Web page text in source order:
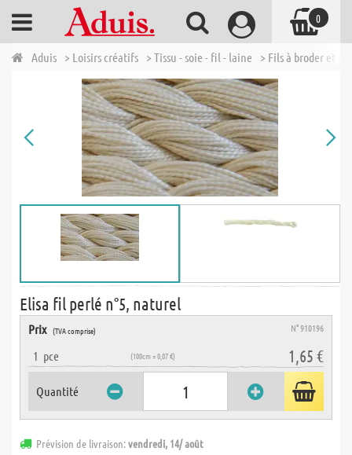
Aduis > Loisirs créatifs > Tissu - soie - fil - laine > Fils à broder et
Elisa fil perlé n°5, naturel
Prix (TVA comprise) N° 910196
1 pce (100cm = 0,07 €) 1,65 €
Quantité
Prévision de livraison:vendredi, 14/ août
0